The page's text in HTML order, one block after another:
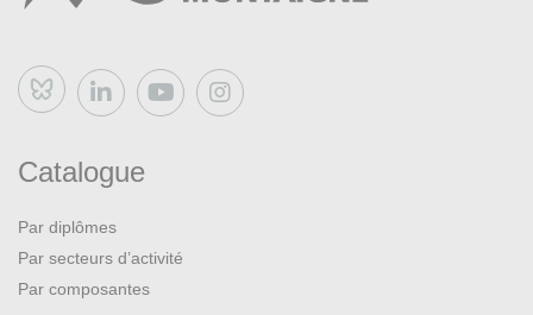
Bluesky
Catalogue
Par diplômes
Par secteurs d’activité
Par composantes